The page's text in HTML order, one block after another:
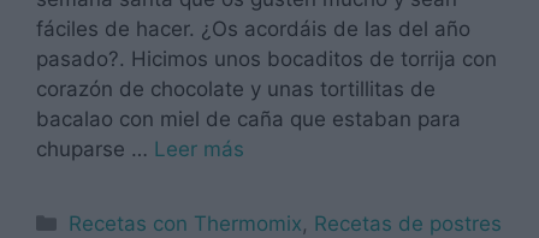
fáciles de hacer. ¿Os acordáis de las del año
pasado?. Hicimos unos bocaditos de torrija con
corazón de chocolate y unas tortillitas de
bacalao con miel de caña que estaban para
chuparse … Leer más
Categorías
Recetas con Thermomix, Recetas de postres